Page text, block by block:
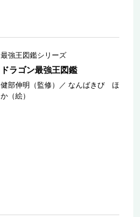
最強王図鑑シリーズ
ドラゴン最強王図鑑
健部伸明（監修） ／なんばきび ほ
か（絵）